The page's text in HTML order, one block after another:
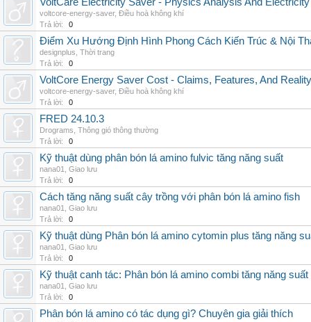
voltcore-energy-saver, Điều hoà không khí
Trả lời:
0
Điểm Xu Hướng Định Hình Phong Cách Kiến Trúc & Nội
designplus Thời trang
Trả lời:
0
VoltCore Energy Saver Cost - Claims, Features, And
voltcore-energy-saver, Điều hoà không khí
Trả lời:
0
FRED 24.10.3
Drograms Thông gió thông thường
Trả lời:
0
Kỹ thuật dùng phân bón lá amino fulvic tăng năng suất
nana01
Giao lưu
Trả lời:
0
Cách tăng năng suất cây trồng với phân bón lá amino fish
nana01
Giao lưu
Trả lời:
0
Kỹ thuật dùng Phân bón lá amino cytomin plus tăng năng
nana01
Giao lưu
Trả lời:
0
Kỹ thuật canh tác: Phân bón lá amino combi tăng năng suất
nana01
Giao lưu
Trả lời:
0
Phân bón lá amino có tác dụng gì? Chuyên gia giải thích